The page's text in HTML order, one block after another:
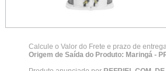
Calcule o Valor do Frete e prazo de
Origem de Saída do Produto: Maringá -